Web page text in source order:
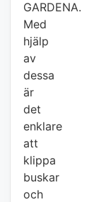
GARDENA.
Med
hjälp
av
dessa
är
det
enklare
att
klippa
buskar
och